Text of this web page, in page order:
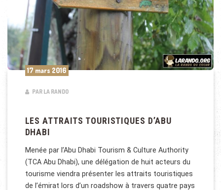
17 mars 2016
PAR LA RANDO
LES ATTRAITS TOURISTIQUES D’ABU
DHABI
Menée par l’Abu Dhabi Tourism & Culture Authority
(TCA Abu Dhabi), une délégation de huit acteurs du
tourisme viendra présenter les attraits touristiques
de l’émirat lors d’un roadshow à travers quatre pays